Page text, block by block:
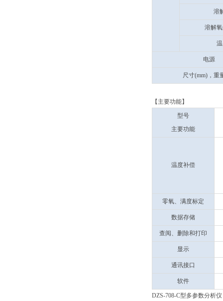
溶
溶解
电源
尺寸(mm)，重
【主要功能】
型号
主要功能
温度补偿
零氧、满度标定
数据存储
查阅、删除和打印
显示
通讯接口
软件
DZS-708-C型多参数分析仪